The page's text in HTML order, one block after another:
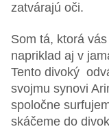
zatvárajú oči.
Som tá, ktorá
napriklad aj v
Tento divoký
svojmu synovi
spoločne
skáčeme do